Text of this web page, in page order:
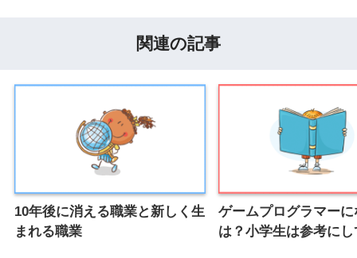
関連の記事
10年後に消える職業と新しく生
まれる職業
ゲームプログラマー
は？小学生は参考に